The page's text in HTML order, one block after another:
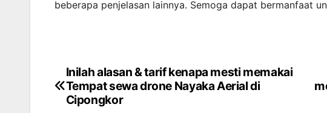
beberapa penjelasan lainnya. Semoga dapat bermanfaat
Post
navigation
Inilah alasan & tarif kenapa mesti memakai
Tempat sewa drone Nayaka Aerial di
Cipongkor